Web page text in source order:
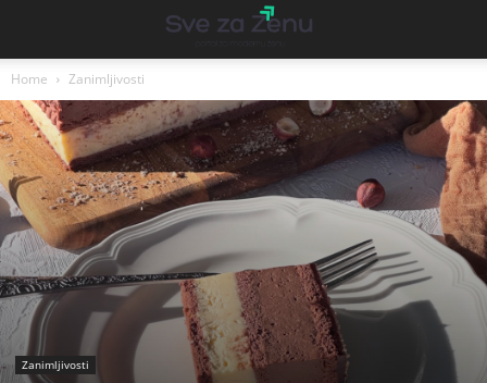
Home Zanimljivosti
Zanimljivosti